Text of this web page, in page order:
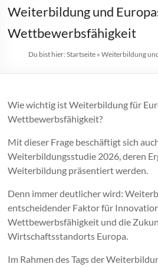
berufsbezogene
Weiterbildung und
Wettbewerbsfähigkeit
Du bist hier: Startseite» Weiterbildung
Wie wichtig ist Weiterbildung für
Wettbewerbsfähigkeit?
Mit dieser Frage beschäftigt sich
Weiterbildungsstudie 2026, deren
Weiterbildung präsentiert werden.
Denn immer deutlicher wird:
entscheidender Faktor für
Wettbewerbsfähigkeit und die
Wirtschaftsstandorts Europa.
Im Rahmen des Tags der